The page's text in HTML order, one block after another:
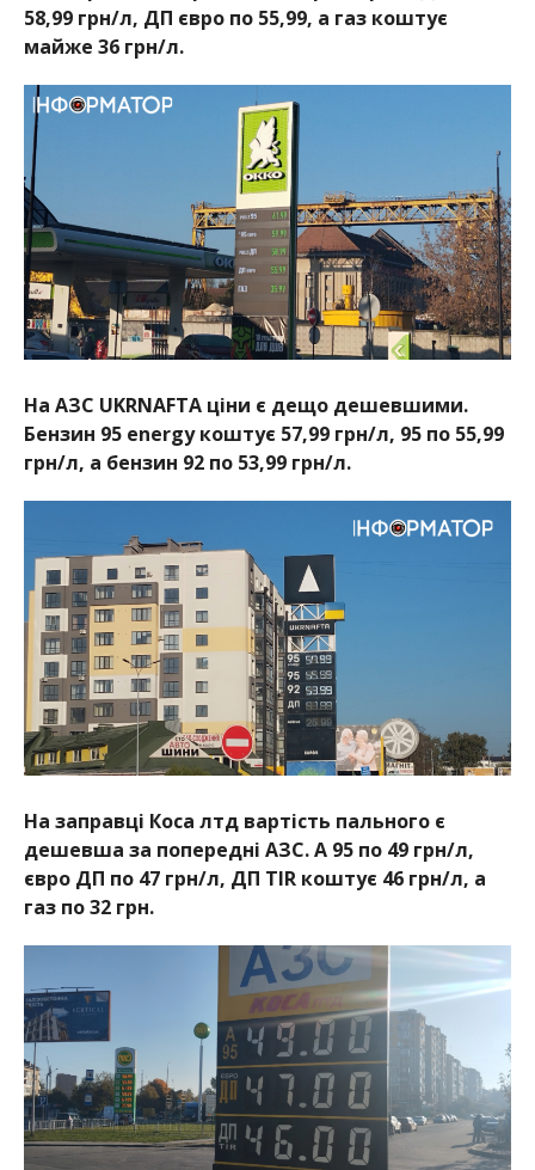
58,99 грн/л, ДП євро по 55,99, а газ коштує
майже 36 грн/л.
На АЗС UKRNAFTA ціни є дещо дешевшими.
Бензин 95 energy коштує 57,99 грн/л, 95 по 55,99
грн/л, а бензин 92 по 53,99 грн/л.
На заправці Коса лтд вартість пального є
дешевша за попередні АЗС. А 95 по 49 грн/л,
євро ДП по 47 грн/л, ДП TIR коштує 46 грн/л, а
газ по 32 грн.